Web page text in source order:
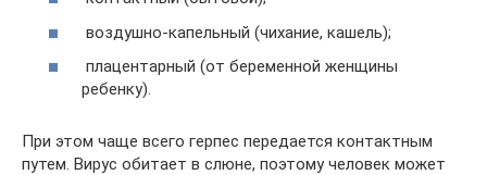
воздушно-капельный (чихание, кашель);
плацентарный (от беременной женщины
ребенку).
При этом чаще всего герпес передается контактным
путем. Вирус обитает в слюне, поэтому человек может